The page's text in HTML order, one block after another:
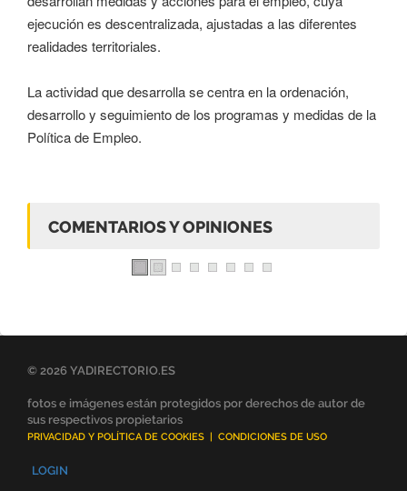
ejecución es descentralizada, ajustadas a las diferentes
realidades territoriales.
La actividad que desarrolla se centra en la ordenación,
desarrollo y seguimiento de los programas y medidas de la
Política de Empleo.
COMENTARIOS Y OPINIONES
© 2026 YADIRECTORIO.ES
fotos e imágenes están protegidos por derechos de autor de
sus respectivos propietarios
PRIVACIDAD Y POLÍTICA DE COOKIES CONDICIONES DE USO
LOGIN